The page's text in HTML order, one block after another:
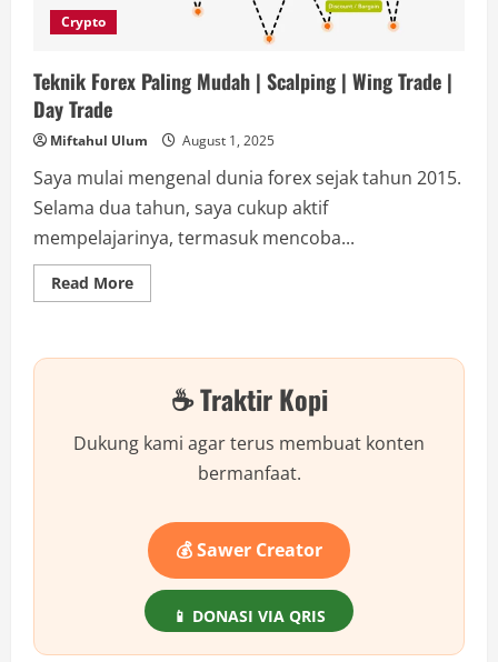
Crypto
Teknik Forex Paling Mudah | Scalping | Wing Trade |
Day Trade
Miftahul Ulum August 1, 2025
Saya mulai mengenal dunia forex sejak tahun 2015.
Selama dua tahun, saya cukup aktif
mempelajarinya, termasuk mencoba...
Read MoreRead
more
Paling
Scalping
Wing
Trade
☕ Traktir Kopi
Dukung kami agar terus membuat konten
bermanfaat.
💰 Sawer Creator
📱 DONASI VIA QRIS